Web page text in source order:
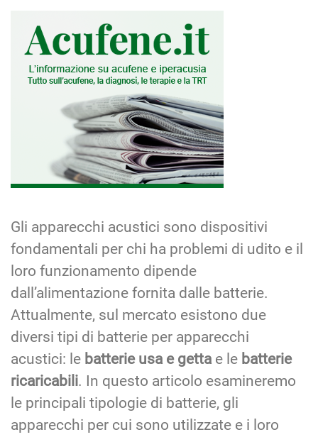
Gli apparecchi acustici sono dispositivi
fondamentali per chi ha problemi di udito e il
loro funzionamento dipende
dall’alimentazione fornita dalle batterie.
Attualmente, sul mercato esistono due
diversi tipi di batterie per apparecchi
acustici: le batterie usa e getta e le batterie
ricaricabili. In questo articolo esamineremo
le principali tipologie di batterie, gli
apparecchi per cui sono utilizzate e i loro